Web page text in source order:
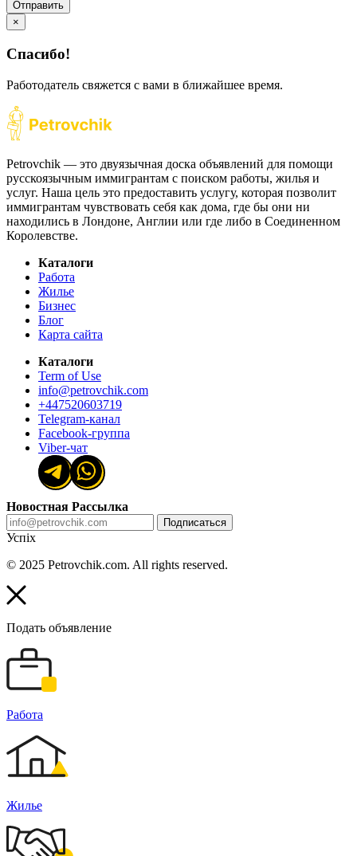
Отправить
×
Спасибо!
Работодатель свяжется с вами в ближайшее время.
Petrovchik — это двуязычная доска объявлений для помощи
русскоязычным иммигрантам с поиском работы, жилья и
услуг. Наша цель это предоставить услугу, которая позволит
иммигрантам чувствовать себя как дома, где бы они ни
находились в Лондоне, Англии или где либо в Соединенном
Королевстве.
Каталоги
Работа
Жилье
Бизнес
Блог
Карта сайта
Каталоги
Term of Use
info@petrovchik.com
+447520603719
Telegram-канал
Facebook-группа
Viber-чат
Новостная Рассылка
Подписаться
Успіх
© 2025 Petrovchik.com. All rights reserved.
Подать объявление
Работа
Жилье